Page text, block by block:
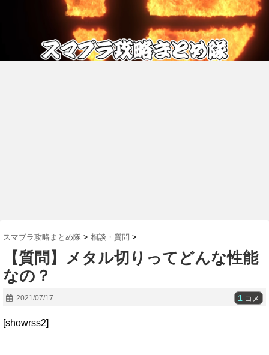
スマブラ攻略まとめ隊 > 相談・質問 >
【質問】メタル切りってどんな性能
なの？
2021/07/17 1 コメ
[showrss2]